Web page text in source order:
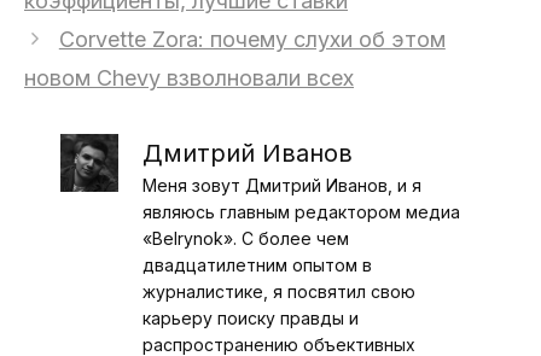
Corvette Zora: почему слухи об этом
новом Chevy взволновали всех
Дмитрий Иванов
Меня зовут Дмитрий Иванов, и я
являюсь главным редактором медиа
«Belrynok». С более чем
двадцатилетним опытом в
журналистике, я посвятил свою
карьеру поиску правды и
распространению объективных